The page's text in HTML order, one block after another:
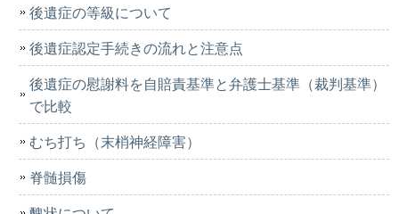
後遺症の等級について
後遺症認定手続きの流れと注意点
後遺症の慰謝料を自賠責基準と弁護士基準（裁判基準）
で比較
むち打ち（末梢神経障害）
脊髄損傷